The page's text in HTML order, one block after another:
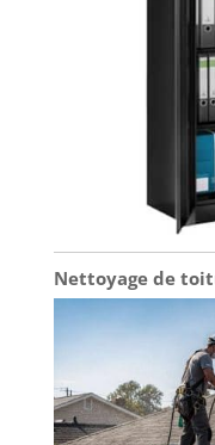
Nettoyage de